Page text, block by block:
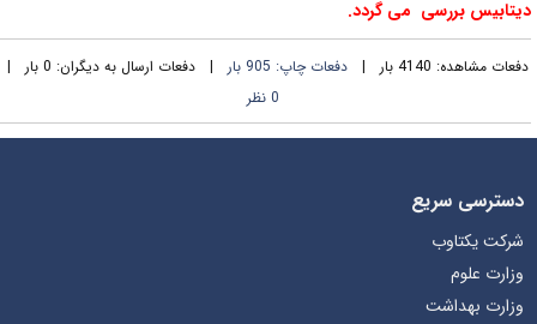
بررسی می گردد.
مشاهده: 4140 بار | دفعات چاپ: 905 بار
| دفعات ارسال به دیگران: 0 بار |
دسترسی سریع
شرکت یکتاوب
وزارت علوم
وزارت بهداشت